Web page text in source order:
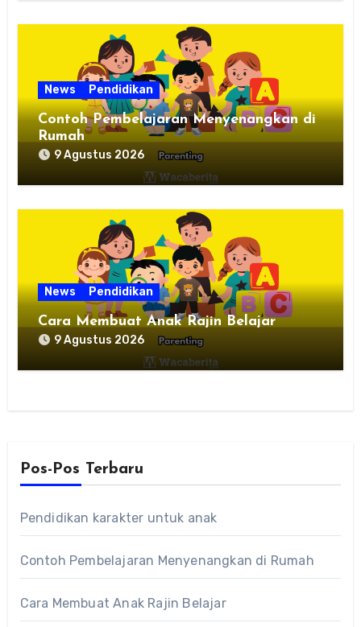
News Pendidikan
Contoh Pembelajaran Menyenangkan di
Rumah
9 Agustus 2026
News Pendidikan
Cara Membuat Anak Rajin Belajar
9 Agustus 2026
Pos-Pos Terbaru
Pendidikan karakter untuk anak
Contoh Pembelajaran Menyenangkan di Rumah
Cara Membuat Anak Rajin Belajar